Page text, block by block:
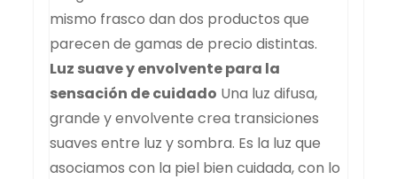
mismo frasco dan dos productos que
parecen de gamas de precio distintas.
Luz suave y envolvente para la
sensación de cuidado Una luz difusa,
grande y envolvente crea transiciones
suaves entre luz y sombra. Es la luz que
asociamos con la piel bien cuidada, con lo